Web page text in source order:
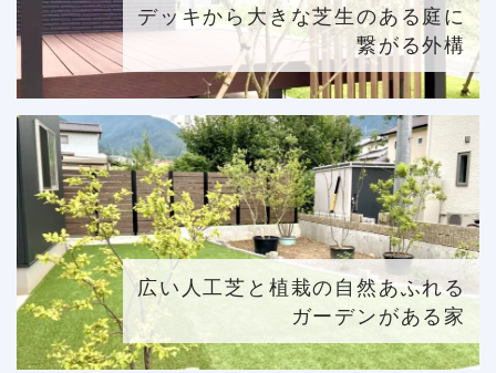
デッキから大きな芝生のある庭に
繋がる外構
広い人工芝と植栽の自然あふれる
ガーデンがある家